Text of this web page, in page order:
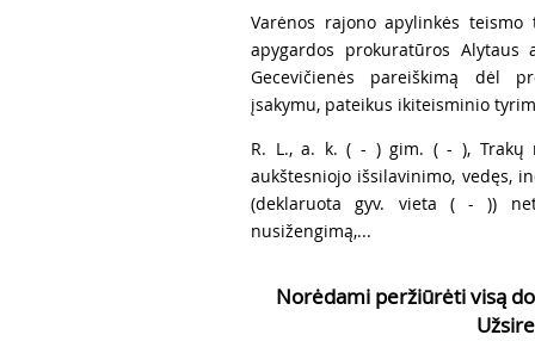
Varėnos rajono apylinkės
apygardos prokuratūros Alytaus
Gecevičienės pareiškimą dėl
įsakymu, pateikus ikiteisminio
R. L., a. k. ( - ) gim. ( - ), Trakų
aukštesniojo išsilavinimo, vedęs,
(deklaruota gyv. vieta ( - ))
nusižengimą,...
Norėdami peržiūrėti visą